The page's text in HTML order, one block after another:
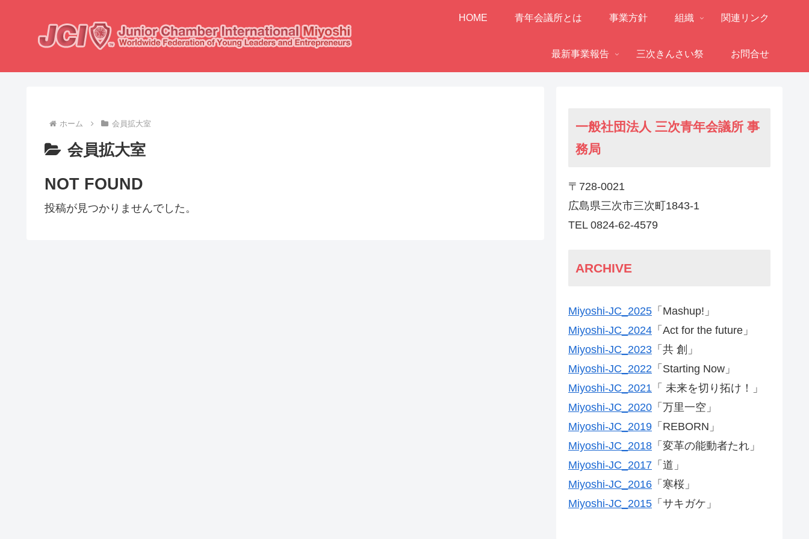
HOME 青年会議所とは 事業方針 組織 関連リンク
最新事業報告 三次きんさい祭 お問合せ
ホーム 会員拡大室
会員拡大室
NOT FOUND
投稿が見つかりませんでした。
一般社団法人 三次青年会議所 事
務局
〒728-0021
広島県三次市三次町1843-1
TEL 0824-62-4579
ARCHIVE
Miyoshi-JC_2025 「Mashup!」
Miyoshi-JC_2024 「Act for the future」
Miyoshi-JC_2023 「共 創」
Miyoshi-JC_2022 「Starting Now」
Miyoshi-JC_2021 「 未来を切り拓け！」
Miyoshi-JC_2020 「万里一空」
Miyoshi-JC_2019 「REBORN」
Miyoshi-JC_2018 「変革の能動者たれ」
Miyoshi-JC_2017 「道」
Miyoshi-JC_2016 「寒桜」
Miyoshi-JC_2015 「サキガケ」